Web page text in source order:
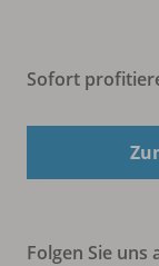
Sofort
Folgen Sie uns